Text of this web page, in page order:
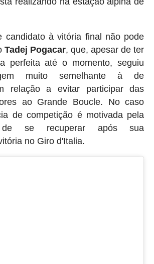
candidato à vitória final não pode
Tadej Pogacar, que, apesar de ter
perfeita até o momento, seguiu
muito semelhante à de
relação a evitar participar das
ao Grande Boucle. No caso
de competição é motivada pela
de se recuperar após sua
no Giro d'Italia.